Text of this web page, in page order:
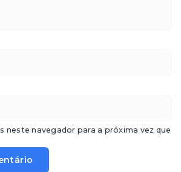
neste navegador para a próxima vez que